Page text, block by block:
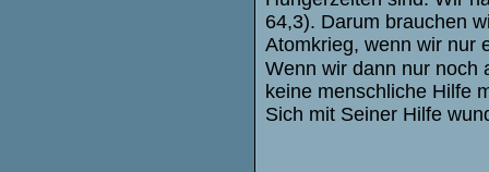
64,3). Darum brauchen
Atomkrieg, wenn wir nur
Wenn wir dann nur noch
keine menschliche Hilfe
Sich mit Seiner Hilfe